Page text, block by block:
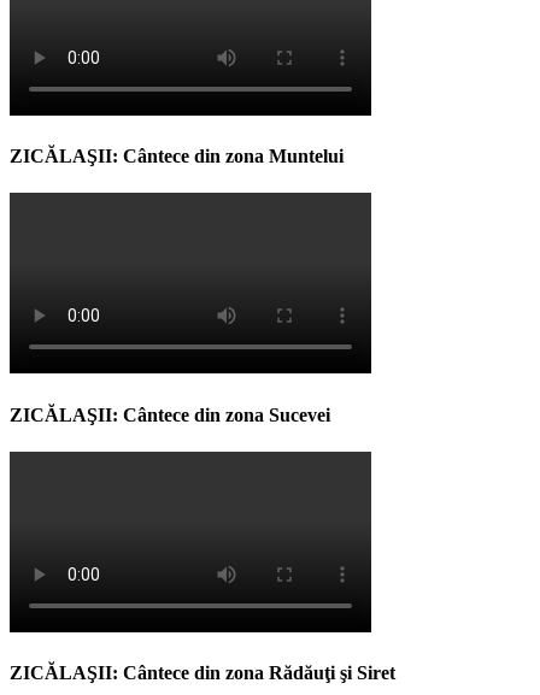
ZICĂLAŞII: Cântece din zona Muntelui
ZICĂLAŞII: Cântece din zona Sucevei
ZICĂLAŞII: Cântece din zona Rădăuţi şi Siret